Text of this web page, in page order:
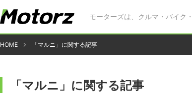
モーターズは、クルマ・バイク
HOME 「マルニ」に関する記事
「マルニ」に関する記事